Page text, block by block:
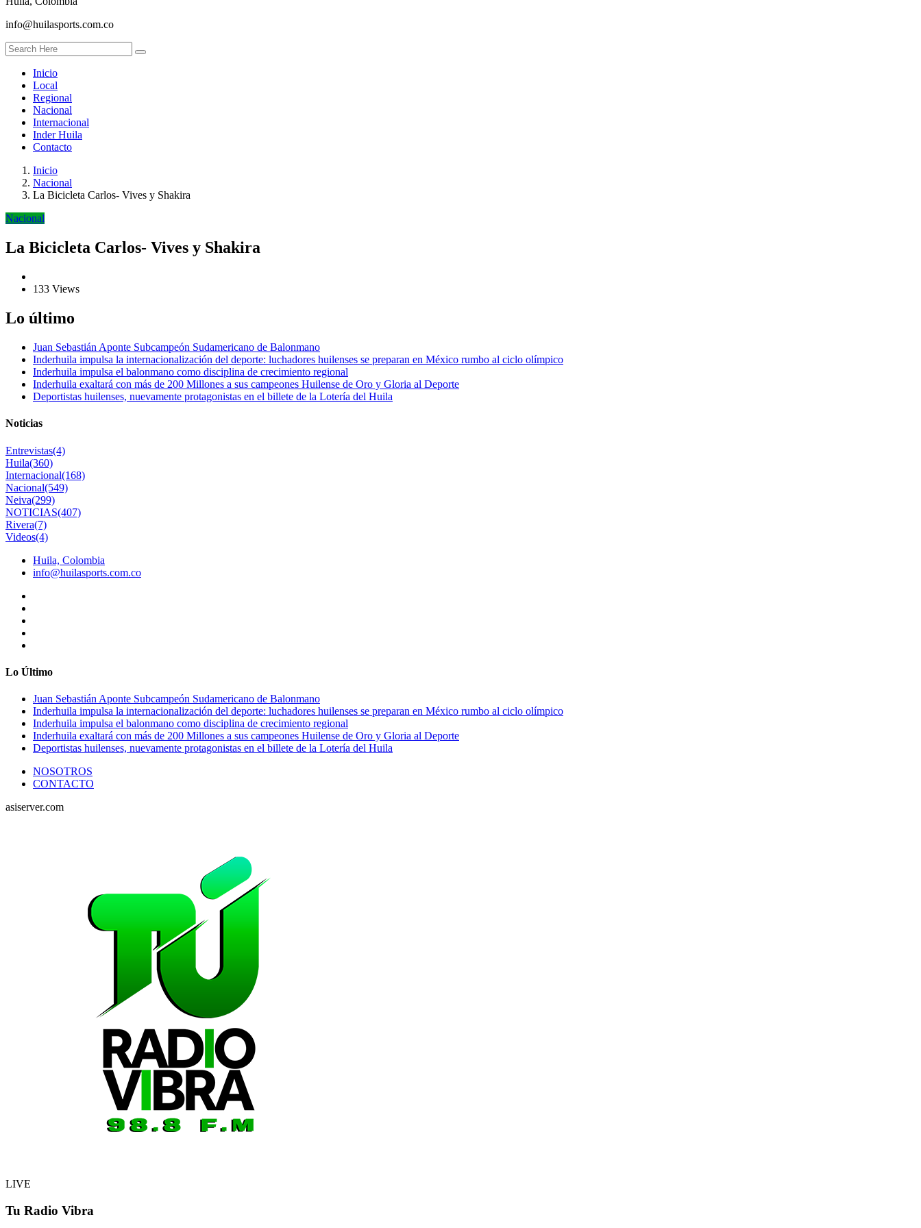
info@huilasports.com.co
Inicio
Local
Regional
Nacional
Internacional
Inder Huila
Contacto
Inicio
Nacional
La Bicicleta Carlos- Vives y Shakira
Nacional
La Bicicleta Carlos- Vives y Shakira
133 Views
Lo último
Juan Sebastián Aponte Subcampeón Sudamericano de Balonmano
Inderhuila impulsa la internacionalización del deporte: luchadores huilenses se preparan en México rumbo al ciclo olímpico
Inderhuila impulsa el balonmano como disciplina de crecimiento regional
Inderhuila exaltará con más de 200 Millones a sus campeones Huilense de Oro y Gloria al Deporte
Deportistas huilenses, nuevamente protagonistas en el billete de la Lotería del Huila
Noticias
Entrevistas(4)
Huila(360)
Internacional(168)
Nacional(549)
Neiva(299)
NOTICIAS(407)
Rivera(7)
Videos(4)
Huila, Colombia
info@huilasports.com.co
Lo Último
Juan Sebastián Aponte Subcampeón Sudamericano de Balonmano
Inderhuila impulsa la internacionalización del deporte: luchadores huilenses se preparan en México rumbo al ciclo olímpico
Inderhuila impulsa el balonmano como disciplina de crecimiento regional
Inderhuila exaltará con más de 200 Millones a sus campeones Huilense de Oro y Gloria al Deporte
Deportistas huilenses, nuevamente protagonistas en el billete de la Lotería del Huila
NOSOTROS
CONTACTO
asiserver.com
LIVE
Tu Radio Vibra